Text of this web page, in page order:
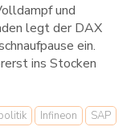
und
legt der DAX
ein.
ins Stocken
Infineon SAP